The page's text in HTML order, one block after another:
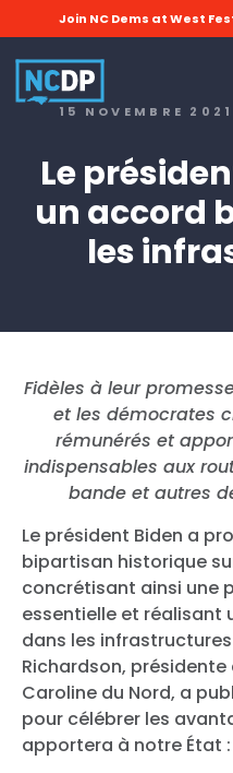
Join NC Dems at West
15 NOVEMBRE 2021
Le
un accord
les
Fidèles à leur
et les démocrates
rémunérés et
indispensables aux
bande et autres
Le président Biden a
bipartisan historique
concrétisant ainsi une
essentielle et réalisant
dans les
Richardson,
Caroline du Nord, a
pour célébrer les
apportera à notre État :